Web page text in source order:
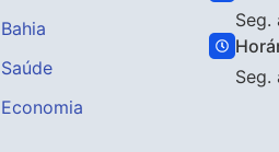
Bahia
Saúde
Economia
Seg.
Seg.